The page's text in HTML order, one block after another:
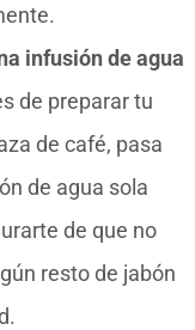
infusión de agua
de preparar tu
de café, pasa
de agua sola
de que no
resto de jabón